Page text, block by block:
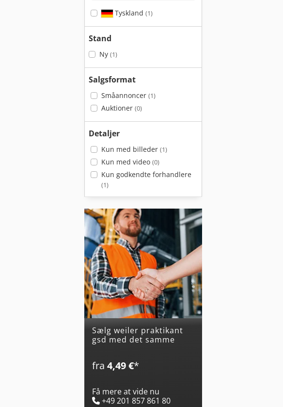
Tyskland (1)
Stand
Ny (1)
Salgsformat
Småannoncer (1)
Auktioner (0)
Detaljer
Kun med billeder (1)
Kun med video (0)
Kun godkendte forhandlere
(1)
Sælg weiler praktikant
gsd med det samme
fra 4,49 €*
Få mere at vide nu
+49 201 857 861 80